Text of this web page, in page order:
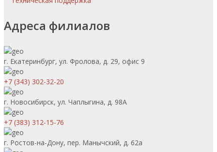
Адреса филиалов
г. Екатеринбург, ул. Фролова, д. 29, офис 9
+7 (343) 302-32-20
г. Новосибирск, ул. Чаплыгина, д. 98А
+7 (383) 312-15-76
г. Ростов-на-Дону, пер. Манычский, д. 62а